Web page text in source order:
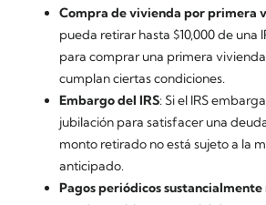
Compra de vivienda por primera
pueda retirar hasta $10,000 de una
para comprar una primera
cumplan ciertas condiciones.
Embargo del IRS: Si el IRS
jubilación para satisfacer una
monto retirado no está sujeto a la
anticipado.
Pagos periódicos sustancialmente